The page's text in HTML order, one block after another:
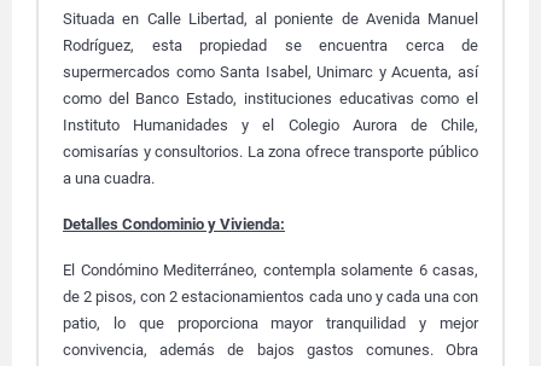
Situada en Calle Libertad, al poniente de Avenida Manuel
Rodríguez, esta propiedad se encuentra cerca de
supermercados como Santa Isabel, Unimarc y Acuenta, así
como del Banco Estado, instituciones educativas como el
Instituto Humanidades y el Colegio Aurora de Chile,
comisarías y consultorios. La zona ofrece transporte público
a una cuadra.
Detalles Condominio y Vivienda:
El Condómino Mediterráneo, contempla solamente 6 casas,
de 2 pisos, con 2 estacionamientos cada uno y cada una con
patio, lo que proporciona mayor tranquilidad y mejor
convivencia, además de bajos gastos comunes. Obra